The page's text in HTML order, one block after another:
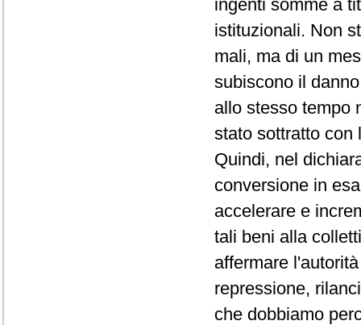
ingenti somme a
istituzionali. Non
mali, ma di un
subiscono il
allo stesso tempo
stato sottratto con
Quindi, nel
conversione in
accelerare e
tali beni alla
affermare
repressione,
che dobbiamo